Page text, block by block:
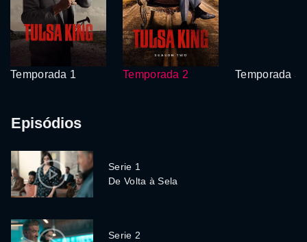
Temporada 1 Temporada 2 Temporada 3
Episódios
Serie 1
De Volta à Sela
Serie 2